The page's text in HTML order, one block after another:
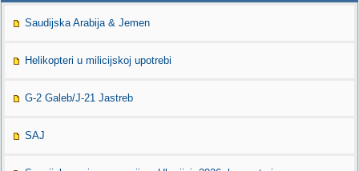
Saudijska Arabija & Jemen
Helikopteri u milicijskoj upotrebi
G-2 Galeb/J-21 Jastreb
SAJ